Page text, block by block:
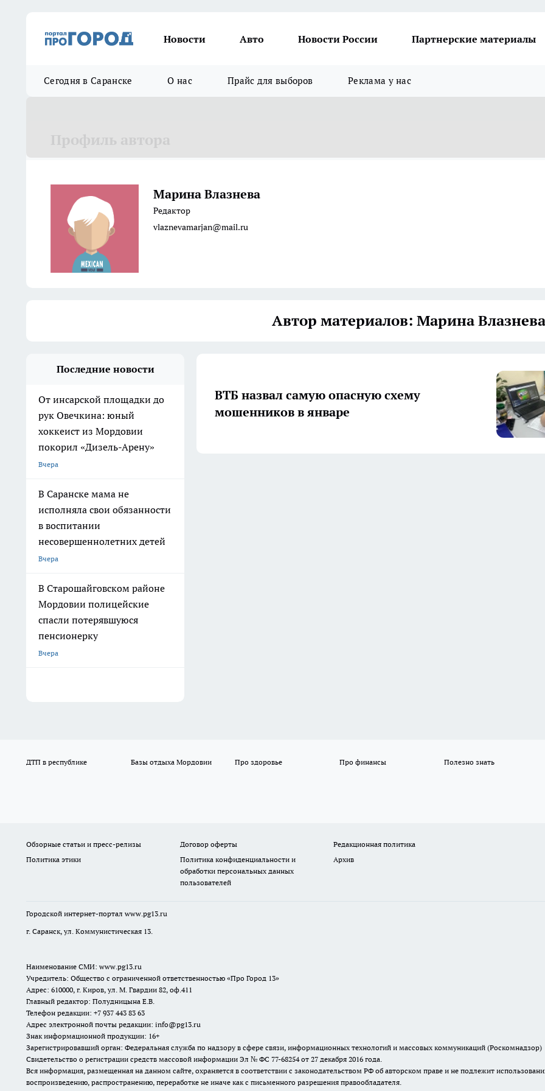
Новости Авто Новости России Партнерские материалы
Сегодня в Саранске О нас Прайс для выборов Реклама у нас
Марина Влазнева
Редактор
vlaznevamarjan@mail.ru
Автор материалов: Марина Влазнева
Последние новости
От инсарской площадки до
рук Овечкина: юный
хоккеист из Мордовии
покорил «Дизель-Арену»
Вчера
В Саранске мама не
исполняла свои обязанности
в воспитании
несовершеннолетних детей
Вчера
В Старошайговском районе
Мордовии полицейские
спасли потерявшуюся
пенсионерку
Вчера
ВТБ назвал самую опасную схему
мошенников в январе
ДТП в республике Базы отдыха Мордовии Про здоровье Про финансы Полезно знать
Обзорные статьи и пресс-релизы Договор оферты
Редакционная политика
Политика этики
Политика конфиденциальности и
обработки персональных данных
пользователей
Архив
Городской интернет-портал www.pg13.ru
г. Саранск, ул. Коммунистическая 13.
Наименование СМИ: www.pg13.ru
Учредитель: Общество с ограниченной ответственностью «Про Город 13»
Адрес: 610000, г. Киров, ул. М. Гвардии 82, оф.411
Главный редактор: Полудницына Е.В.
Телефон редакции: +7 937 443 83 63
Адрес электронной почты редакции: info@pg13.ru
Знак информационной продукции: 16+
Зарегистрировавший орган: Федеральная служба по надзору в сфере связи, информационных технологий и массовых коммуникаций (Роскомнадзор)
Свидетельство о регистрации средств массовой информации Эл № ФС 77-68254 от 27 декабря 2016 года.
Вся информация, размещенная на данном сайте, охраняется в соответствии с законодательством РФ об авторском праве и не подлежит
воспроизведению, распространению, переработке не иначе как с письменного разрешения правообладателя.